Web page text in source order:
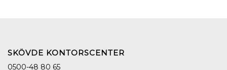
SKÖVDE KONTORSCENTER
0500-48 80 65